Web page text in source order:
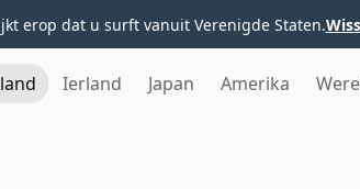
erop dat u surft vanuit Verenigde Staten.
Ierland Japan Amerika